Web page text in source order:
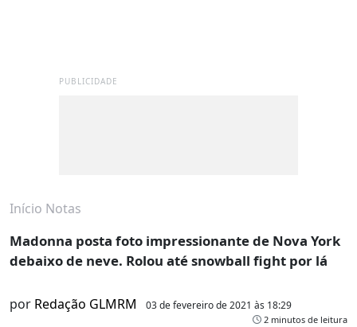
PUBLICIDADE
Início Notas
Madonna posta foto impressionante de Nova York
debaixo de neve. Rolou até snowball fight por lá
por Redação GLMRM 03 de fevereiro de 2021 às 18:29
2 minutos de leitura